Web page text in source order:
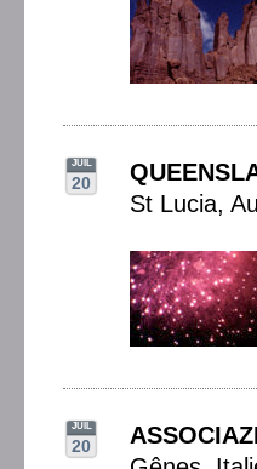
JUIL
20
St Lucia,
JUIL
20